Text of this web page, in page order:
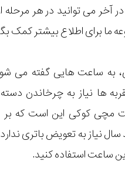
در آخر می توانید در هر
برای اطلاع بیشتر کمک
ساعت هایی گفته می
ها نیاز به چرخاندن
مچی کوکی این است که
نیاز به تعویض باتری ندارد
ساعت استفاده کنید.